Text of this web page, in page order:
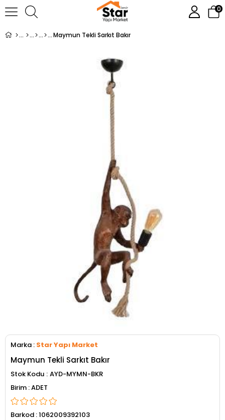
0
Maymun Tekli Sarkıt Bakır
Marka : Star Yapı Market
Maymun Tekli Sarkıt Bakır
Stok Kodu AYD-MYMN-BKR
ADET
Barkod :1062009392103